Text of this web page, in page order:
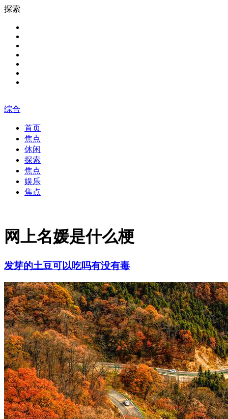
探索
综合
首页
焦点
休闲
探索
焦点
娱乐
焦点
网上名媛是什么梗
发芽的土豆可以吃吗有没有毒